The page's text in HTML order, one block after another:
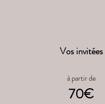
Vos invitées
à partir de
70€